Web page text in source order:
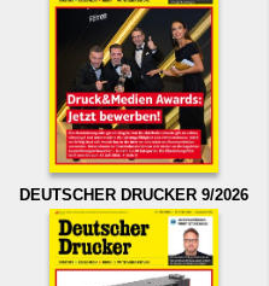
DEUTSCHER DRUCKER 9/2026